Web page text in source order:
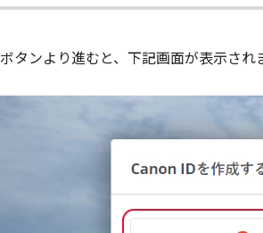
タンより進むと、下記画面が表示され